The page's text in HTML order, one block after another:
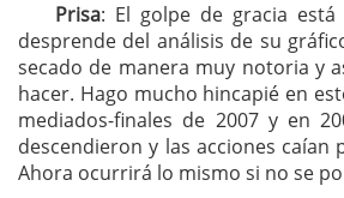
Prisa: El golpe de gracia
desprende del análisis de su
secado de manera muy notoria y
hacer. Hago mucho hincapié en
mediados-finales de 2007 y en
descendieron y las acciones caían
Ahora ocurrirá lo mismo si no se